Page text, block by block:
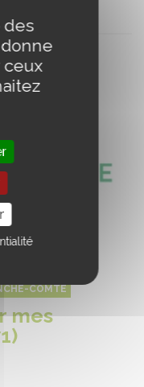
COMTÉ
mes
des
ceux